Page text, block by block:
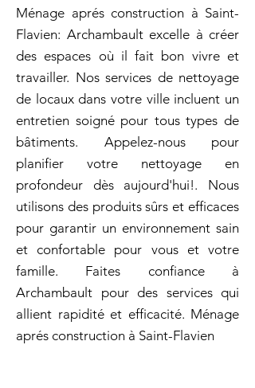
Ménage aprés construction à Saint-
Flavien: Archambault excelle à créer
des espaces où il fait bon vivre et
travailler. Nos services de nettoyage
de locaux dans votre ville incluent un
entretien soigné pour tous types de
bâtiments. Appelez-nous pour
planifier votre nettoyage en
profondeur dès aujourd'hui!. Nous
utilisons des produits sûrs et efficaces
pour garantir un environnement sain
et confortable pour vous et votre
famille. Faites confiance à
Archambault pour des services qui
allient rapidité et efficacité. Ménage
aprés construction à Saint-Flavien